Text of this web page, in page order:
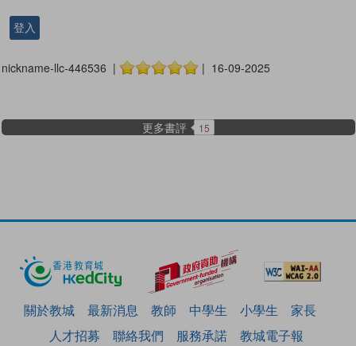
登入
nickname-llc-446536 | | 16-09-2025
更多書評 15
關於教城 最新消息 教師 中學生 小學生
家長
人才招募
聯絡我們 服務承諾 教城電子報